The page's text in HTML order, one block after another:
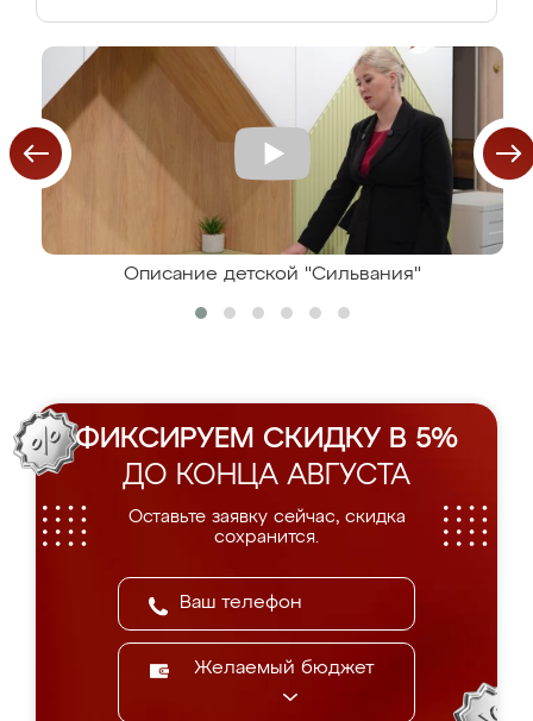
Описание детской "Сильвания"
ФИКСИРУЕМ СКИДКУ В 5%
ДО КОНЦА АВГУСТА
Оставьте заявку сейчас, скидка
сохранится.
Желаемый бюджет